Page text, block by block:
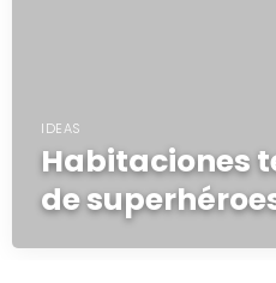
IDEAS
Habitaciones
de